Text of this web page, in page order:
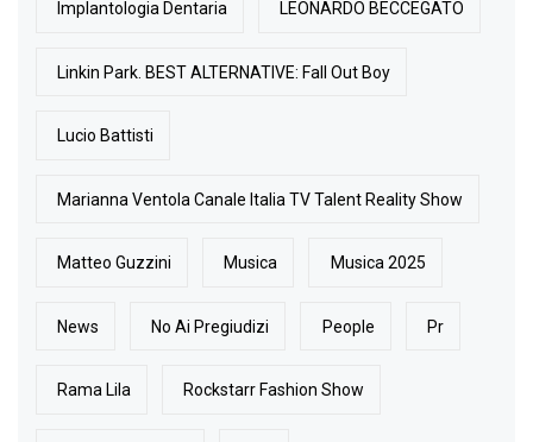
Implantologia Dentaria LEONARDO BECCEGATO
Linkin Park. BEST ALTERNATIVE: Fall Out Boy
Lucio Battisti
Marianna Ventola Canale Italia TV Talent Reality Show
Matteo Guzzini Musica Musica 2025
News No Ai Pregiudizi People Pr
Rama Lila Rockstarr Fashion Show